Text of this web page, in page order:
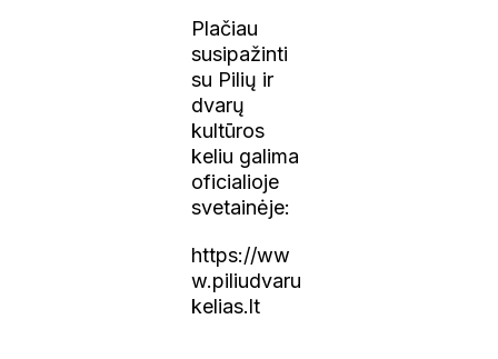
Plačiau
susipažinti
su Pilių ir
dvarų
kultūros
keliu galima
oficialioje
svetainėje:
https://ww
w.piliudvaru
kelias.lt